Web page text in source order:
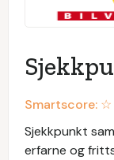
Smartscore: ☆
Sjekkpunkt
erfarne og